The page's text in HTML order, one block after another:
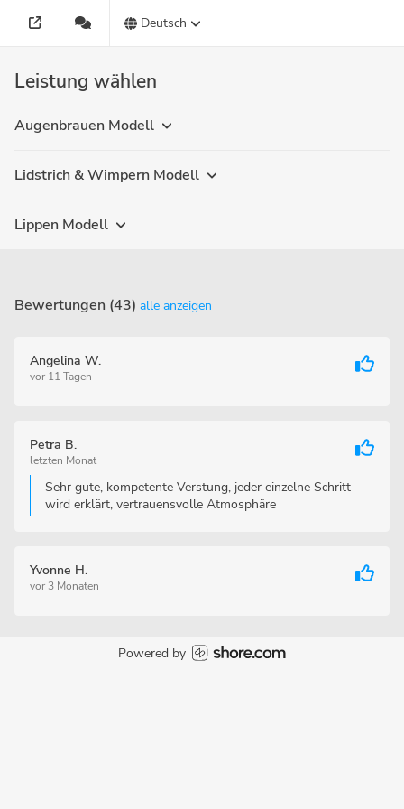
Deutsch
Leistung wählen
Augenbrauen Modell
Lidstrich & Wimpern Modell
Lippen Modell
Bewertungen (43) alle anzeigen
Angelina W.
vor 11 Tagen
Petra B.
letzten Monat
Sehr gute, kompetente Verstung, jeder einzelne Schritt
wird erklärt, vertrauensvolle Atmosphäre
Yvonne H.
vor 3 Monaten
Powered by